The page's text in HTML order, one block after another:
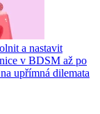
a nastavit
v BDSM až po
upřímná dilemata